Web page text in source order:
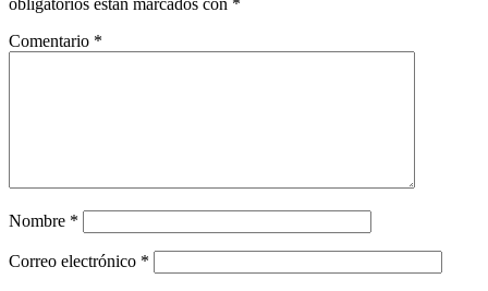
Comentario *
Nombre *
Correo electrónico *